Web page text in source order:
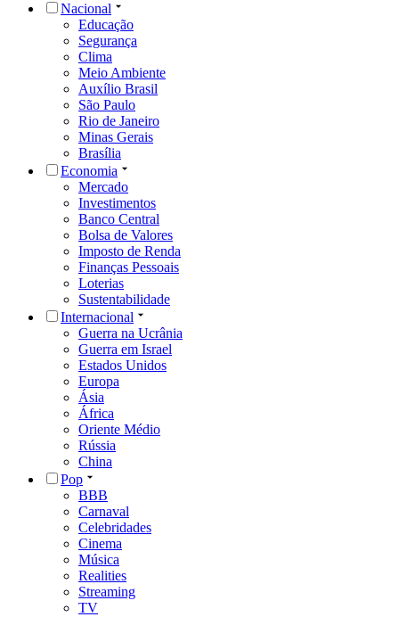
Nacional
Educação
Segurança
Clima
Meio Ambiente
Auxílio Brasil
São Paulo
Rio de Janeiro
Minas Gerais
Brasília
Economia
Mercado
Investimentos
Banco Central
Bolsa de Valores
Imposto de Renda
Finanças Pessoais
Loterias
Sustentabilidade
Internacional
Guerra na Ucrânia
Guerra em Israel
Estados Unidos
Europa
Ásia
África
Oriente Médio
Rússia
China
Pop
BBB
Carnaval
Celebridades
Cinema
Música
Realities
Streaming
TV